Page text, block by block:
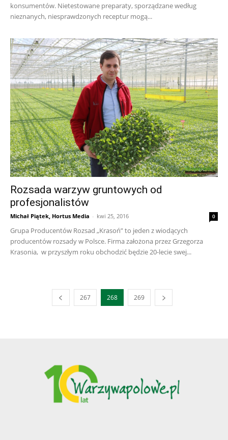
konsumentów. Nietestowane preparaty, sporządzane według
nieznanych, niesprawdzonych receptur mogą...
Rozsada warzyw gruntowych od
profesjonalistów
Michał Piątek, Hortus Media - kwi 25, 2016 0
Grupa Producentów Rozsad „Krasoń” to jeden z wiodących
producentów rozsady w Polsce. Firma założona przez Grzegorza
Krasonia, w przyszłym roku obchodzić będzie 20-lecie swej...
267 268 269